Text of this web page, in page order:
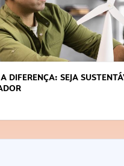
DIFERENÇA: SEJA